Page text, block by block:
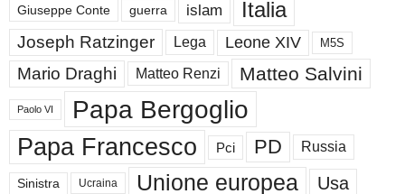
Giuseppe Conte guerra islam Italia
Joseph Ratzinger Lega Leone XIV M5S
Mario Draghi Matteo Renzi Matteo Salvini
Paolo VI Papa Bergoglio
Papa Francesco Pci PD Russia
Sinistra Ucraina Unione europea Usa